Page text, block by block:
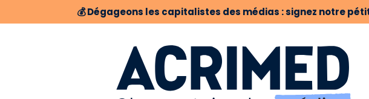
💰Dégageons les capitalistes des médias : signez notre